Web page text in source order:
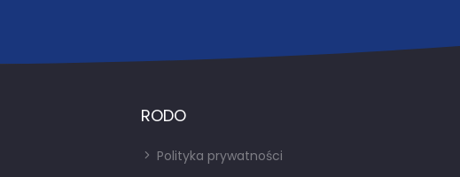
RODO
Polityka prywatności